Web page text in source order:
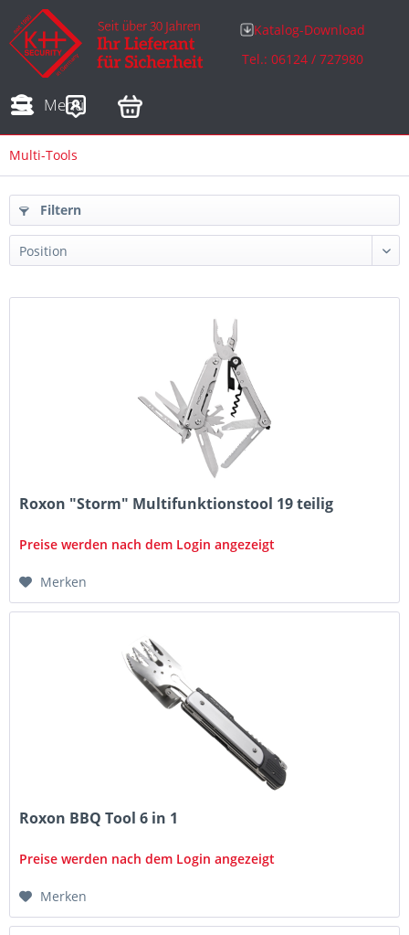
Katalog-Download
Tel.: 06124 / 727980
Menü
Adressen
Multi-Tools
Filtern
Roxon "Storm" Multifunktionstool 19 teilig
Preise werden nach dem Login angezeigt
Merken
Roxon BBQ Tool 6 in 1
Preise werden nach dem Login angezeigt
Merken